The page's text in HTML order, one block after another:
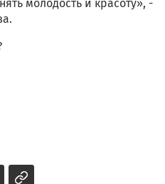
молодость и красоту», -